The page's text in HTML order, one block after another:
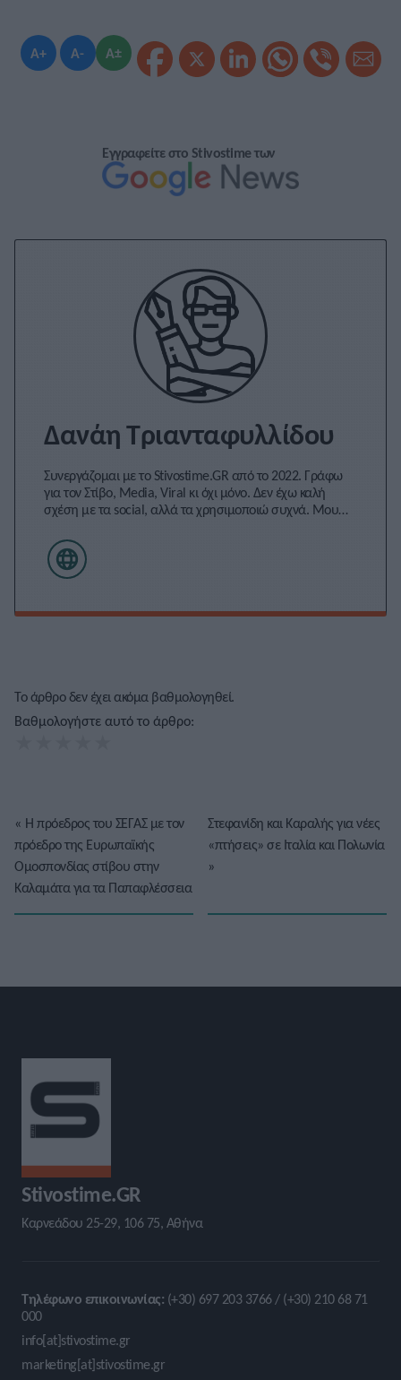
A+ A- A±
Εγγραφείτε στο Stivostime των
Δανάη Τριανταφυλλίδου
Συνεργάζομαι με το Stivostime.GR από το 2022. Γράφω
για τον Στίβο, Media, Viral κι όχι μόνο. Δεν έχω καλή
σχέση με τα social, αλλά τα χρησιμοποιώ συχνά. Μου
αναδεικνύω όλες τις πτυχές της είδησης. Μου αρέσουν
τα reality games κι ο αθλητισμός.
Το άρθρο δεν έχει ακόμα βαθμολογηθεί.
Βαθμολογήστε αυτό το άρθρο:
« Η πρόεδρος του ΣΕΓΑΣ με τον
πρόεδρο της Ευρωπαϊκής
Ομοσπονδίας στίβου στην
Καλαμάτα για τα Παπαφλέσσεια
Στεφανίδη και Καραλής για νέες
«πτήσεις» σε Ιταλία και Πολωνία
»
Stivostime.GR
Καρνεάδου 25-29, 106 75, Αθήνα
Τηλέφωνο επικοινωνίας: (+30) 697 203 3766 / (+30) 210 68 71
000
info[at]stivostime.gr
marketing[at]stivostime.gr